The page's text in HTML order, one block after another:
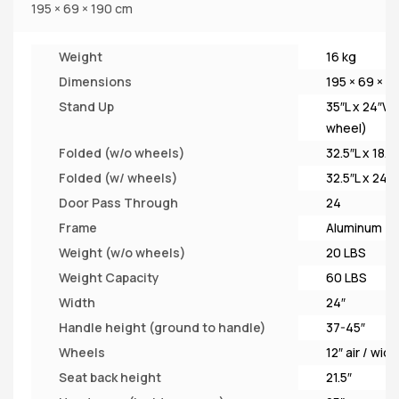
195 × 69 × 190 cm
Weight
16 kg
Dimensions
195 × 69 ×
Stand Up
35″L x
wheel)
Folded (w/o wheels)
32.5″L x
Folded (w/ wheels)
32.5″L x
Door Pass Through
24
Frame
Aluminum
Weight (w/o wheels)
20 LBS
Weight Capacity
60 LBS
Width
24″
Handle height (ground to handle)
37-45″
Wheels
12″ air /
Seat back height
21.5″